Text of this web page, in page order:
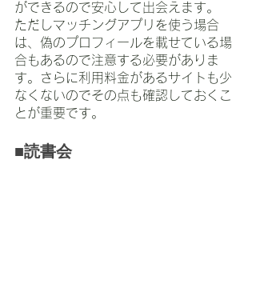
ができるので安心して出会えます。
ただしマッチングアプリを使う場合
は、偽のプロフィールを載せている場
合もあるので注意する必要がありま
す。さらに利用料金があるサイトも少
なくないのでその点も確認しておくこ
とが重要です。
■読書会